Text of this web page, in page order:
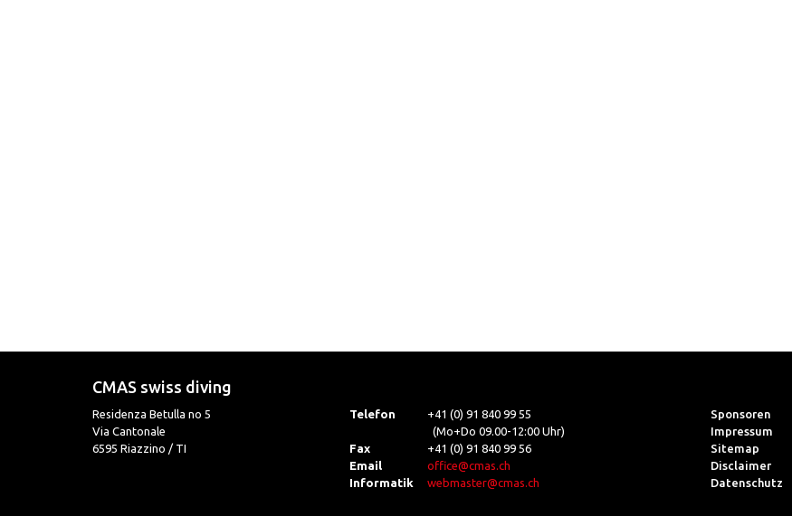
CMAS swiss diving
Residenza Betulla no 5
Via Cantonale
6595 Riazzino / TI
Telefon
+41 (0) 91 840 99 55
(Mo+Do 09.00-12:00 Uhr)
Fax
+41 (0) 91 840 99 56
Email
office@cmas.ch
Informatik
webmaster@cmas.ch
Sponsoren
Impressum
Sitemap
Disclaimer
Datenschutz